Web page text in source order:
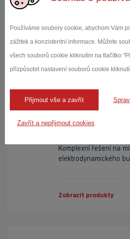
Používáme soubory cookie, abychom Vám
zážitek a konzistentní informace. Můžete
všech souborů cookie kliknutím na tlačítko
přizpůsobit nastavení souborů cookie
Přijmout vše a zavřít
Zavřít a nepřijmout cookies
předměty
Vibrační systémy
řešeními. Právě
Komplexní řešení na
elektrodynamického bu...
Zobrazit produkty